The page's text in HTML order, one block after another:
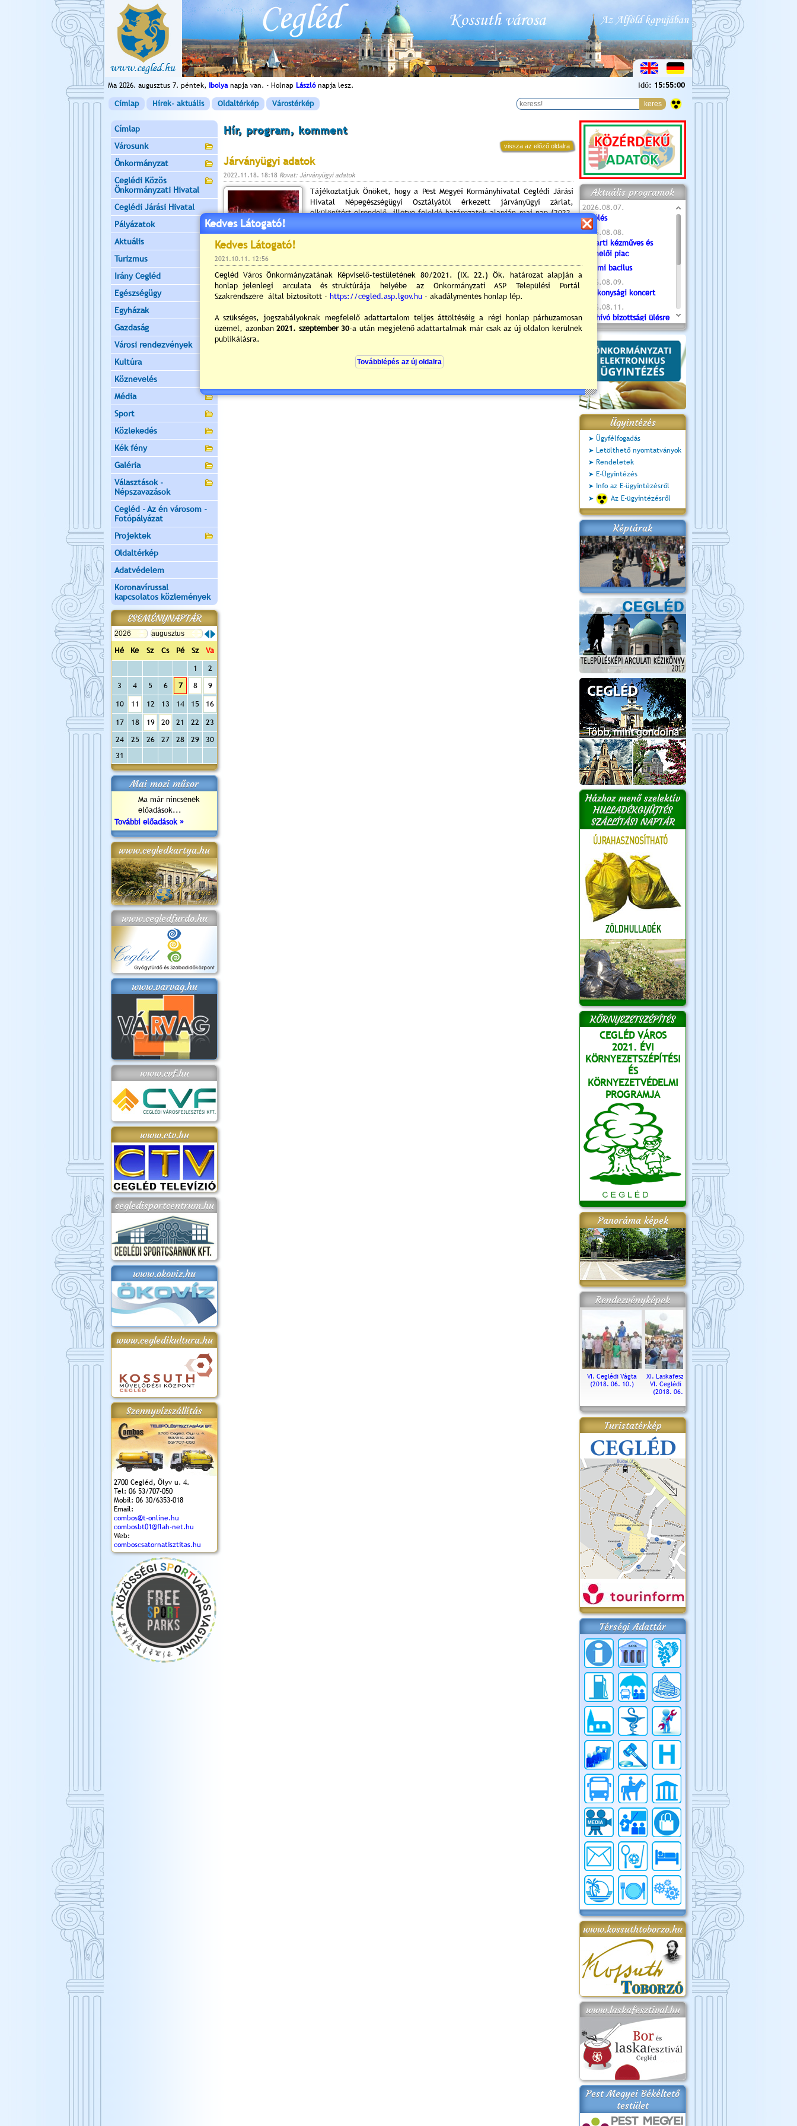
Ma 2026. augusztus 7. péntek, Ibolyanapja van. - Holnap Lászlónapja lesz. Idő: 15:55:01
Címlap Hírek- aktuális Oldaltérkép Várostérkép
Címlap
Városunk
Önkormányzat
Ceglédi Közös
Önkormányzati Hivatal
Ceglédi Járási Hivatal
Pályázatok
Aktuális
Turizmus
Irány Cegléd
Egészségügy
Egyházak
Gazdaság
Városi rendezvények
Kultúra
Köznevelés
Média
Sport
Közlekedés
Kék fény
Galéria
Választások -
Népszavazások
Cegléd - Az én városom -
Fotópályázat
Projektek
Oldaltérkép
Adatvédelem
Koronavírussal
kapcsolatos közlemények
ESEMÉNYNAPTÁR
Hé Ke Sz Cs Pé Sz
Va
1
2
3
4 5 6 7 8 9
10 11 12 13 14 15 16
17 18 19 20 21 22
23
24
25 26 27 28 29
30
31
Mai mozi műsor
Ma már nincsenek
előadások...
További előadások »
www.cegledkartya.hu
www.cegledfurdo.hu
www.varvag.hu
www.cvf.hu
www.ctv.hu
cegledisportcentrum.hu
www.okoviz.hu
www.cegledikultura.hu
Szennyvízszállítás
2700 Cegléd, Ölyv u. 4.
Tel: 06 53/707-050
Mobil: 06 30/6353-018
Email:
combos@t-online.hu
combosbt01@flah-net.hu
Web:
comboscsatornatisztitas.hu
Hír, program, komment
vissza az előző oldalra
Járványügyi adatok
2022.11.18. 18:18 Rovat: Járványügyi adatok
Tájékoztatjuk Önöket, hogy a Pest Megyei Kormányhivatal Ceglédi Járási
Hivatal Népegészségügyi Osztályától érkezett járványügyi zárlat,
elkülönítést elrendelő, illetve feloldó határozatok alapján mai nap (2022.
Cegléd Város Önkormányzata
Értékelés:
0 /0
Kérjük jelentkezzen be, vagy regisztráljon a hozzászóláshoz!
Aktuális programok
2026.08.07.
Túlélés
2026.08.08.
Tóparti kézműves és
termelői piac
Valami bacilus
2026.08.09.
Jótékonysági koncert
2026.08.11.
Meghívó bizottsági ülésre
- 2026.08.11. 07:55
2026.08.16.
Újvárosi Közlekedési és
Sportnap
2026.08.19.
Ceglédi fotóklub kiállítás
2026.08.20.
Szent István Ünnepe
Ügyintézés
Ügyfélfogadás
Letölthető nyomtatványok
Rendeletek
E-Ügyintézés
Info az E-ügyintézésről
Az E-ügyintézésről
Képtárak
Házhoz menő szelektív
HULLADÉKGYŰJTÉS
SZÁLLÍTÁSI NAPTÁR
KÖRNYEZETSZÉPÍTÉS
CEGLÉD VÁROS
2021. ÉVI
KÖRNYEZETSZÉPÍTÉSI
ÉS
KÖRNYEZETVÉDELMI
PROGRAMJA
Panoráma képek
Rendezvényképek
VI. Ceglédi Vágta
(2018. 06. 10.)
XI. Laskafesztivál és
VI. Ceglédi Vágta
(2018. 06. 10.)
Városnapok 2018.
Kossuth Toborzó
Ünnepély
Szent István Ünnepe
(2017. 08. 20.)
Turistatérkép
Térségi Adattár
www.kossuthtoborzo.hu
www.laskafesztival.hu
Pest Megyei Békéltető
testület
Kedves Látogató!